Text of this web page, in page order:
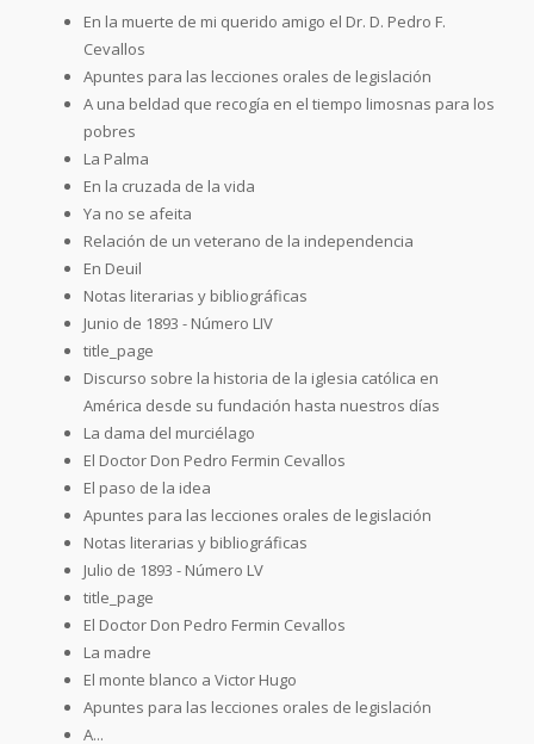
En la muerte de mi querido amigo el Dr. D. Pedro F.
Cevallos
Apuntes para las lecciones orales de legislación
A una beldad que recogía en el tiempo limosnas para los
pobres
La Palma
En la cruzada de la vida
Ya no se afeita
Relación de un veterano de la independencia
En Deuil
Notas literarias y bibliográficas
Junio de 1893 - Número LIV
title_page
Discurso sobre la historia de la iglesia católica en
América desde su fundación hasta nuestros días
La dama del murciélago
El Doctor Don Pedro Fermin Cevallos
El paso de la idea
Apuntes para las lecciones orales de legislación
Notas literarias y bibliográficas
Julio de 1893 - Número LV
title_page
El Doctor Don Pedro Fermin Cevallos
La madre
El monte blanco a Victor Hugo
Apuntes para las lecciones orales de legislación
A...